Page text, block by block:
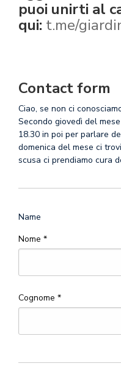
puoi unirti al
qui: t.me/
Contact form
Ciao, se non ci
Secondo giovedì del
18.30 in poi per parlare
domenica del mese ci
scusa ci prendiamo cura
Name
Nome *
Cognome *